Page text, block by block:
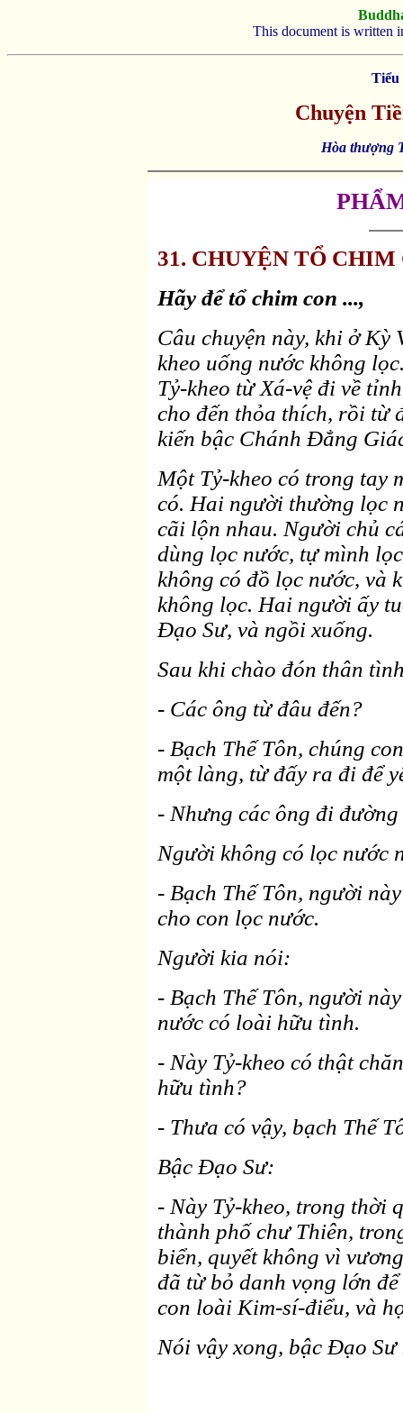
This document is written
Tiểu
Chuyện
Hòa thượng
31. CHUYỆN TỔ
Hãy để tổ chim con ...,
Câu chuyện này, khi ở Kỳ
kheo uống nước không
Tỷ-kheo từ Xá-vệ đi về
cho đến thỏa thích, rồi từ
kiến bậc Chánh Ðẳng
Một Tỷ-kheo có trong tay
có. Hai người thường lọc
cãi lộn nhau. Người chủ
dùng lọc nước, tự mình
không có đồ lọc nước, và
không lọc. Hai người ấy
Ðạo Sư, và ngồi xuống.
Sau khi chào đón thân
- Các ông từ đâu đến?
- Bạch Thế Tôn, chúng
một làng, từ đấy ra đi để
- Nhưng các ông đi
Người không có lọc nước
- Bạch Thế Tôn, người
cho con lọc nước.
Người kia nói:
- Bạch Thế Tôn, người
nước có loài hữu tình.
- Này Tỷ-kheo có thật
hữu tình?
- Thưa có vậy, bạch Thế
Bậc Ðạo Sư:
- Này Tỷ-kheo, trong thời
thành phố chư Thiên,
biển, quyết không vì
đã từ bỏ danh vọng lớn
con loài Kim-sí-điểu, và
Nói vậy xong, bậc Ðạo Sư